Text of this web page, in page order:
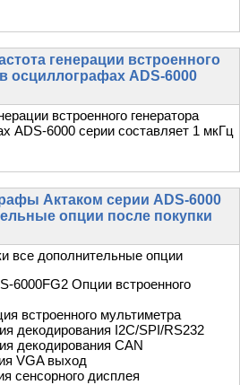
генерации встроенного
осциллографах ADS-6000
встроенного генератора
ADS-6000 серии составляет 1 мкГц
Актаком серии ADS-6000
опции после покупки
все дополнительные опции
6000FG2 Опции встроенного
встроенного мультиметра
декодирования I2C/SPI/RS232
декодирования CAN
VGA выход
сенсорного дисплея